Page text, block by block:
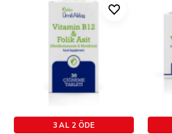
B12
&
Folik
Asit
3 AL 2 ÖDE